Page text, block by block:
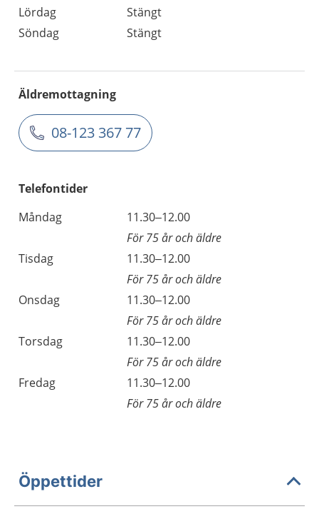
Lördag
Stängt
Söndag
Stängt
Äldremottagning
08-123 367 77
Telefontider
Måndag
11.30–12.00
För 75 år och äldre
Tisdag
11.30–12.00
För 75 år och äldre
Onsdag
11.30–12.00
För 75 år och äldre
Torsdag
11.30–12.00
För 75 år och äldre
Fredag
11.30–12.00
För 75 år och äldre
Öppettider